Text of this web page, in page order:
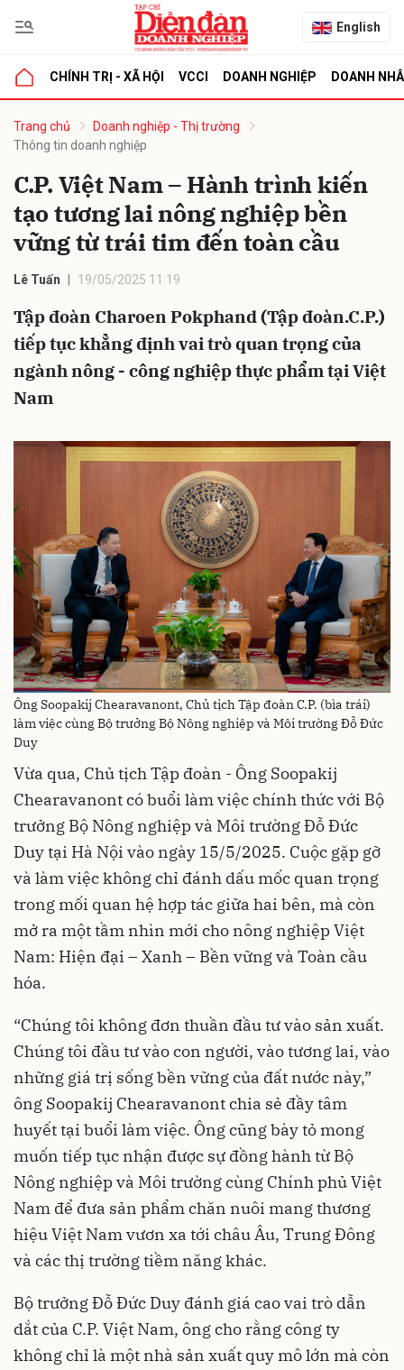
English
CHÍNH TRỊ - XÃ HỘI VCCI DOANH NGHIỆP DOANH
Trang chủ
Doanh nghiệp - Thị trường
Thông tin doanh nghiệp
C.P. Việt Nam – Hành trình kiến
tạo tương lai nông nghiệp bền
vững từ trái tim đến toàn cầu
Lê Tuấn 19/05/2025 11:19
Tập đoàn Charoen Pokphand (Tập đoàn.C.P.)
tiếp tục khẳng định vai trò quan trọng của
ngành nông - công nghiệp thực phẩm tại Việt
Nam
Ông Soopakij Chearavanont, Chủ tịch Tập đoàn C.P. (bìa trái)
làm việc cùng Bộ trưởng Bộ Nông nghiệp và Môi trường Đỗ Đức
Duy
Vừa qua, Chủ tịch Tập đoàn - Ông Soopakij
Chearavanont có buổi làm việc chính thức với Bộ
trưởng Bộ Nông nghiệp và Môi trường Đỗ Đức
Duy tại Hà Nội vào ngày 15/5/2025. Cuộc gặp gỡ
và làm việc không chỉ đánh dấu mốc quan trọng
trong mối quan hệ hợp tác giữa hai bên, mà còn
mở ra một tầm nhìn mới cho nông nghiệp Việt
Nam: Hiện đại – Xanh – Bền vững và Toàn cầu
hóa.
“Chúng tôi không đơn thuần đầu tư vào sản xuất.
Chúng tôi đầu tư vào con người, vào tương lai, vào
những giá trị sống bền vững của đất nước này,”
ông Soopakij Chearavanont chia sẻ đầy tâm
huyết tại buổi làm việc. Ông cũng bày tỏ mong
muốn tiếp tục nhận được sự đồng hành từ Bộ
Nông nghiệp và Môi trường cùng Chính phủ Việt
Nam để đưa sản phẩm chăn nuôi mang thương
hiệu Việt Nam vươn xa tới châu Âu, Trung Đông
và các thị trường tiềm năng khác.
Bộ trưởng Đỗ Đức Duy đánh giá cao vai trò dẫn
dắt của C.P. Việt Nam, ông cho rằng công ty
không chỉ là một nhà sản xuất quy mô lớn mà còn
luận